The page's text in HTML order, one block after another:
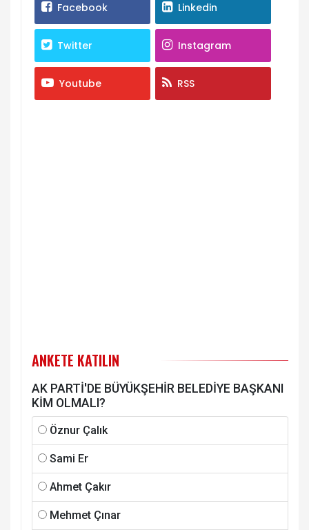
Facebook Linkedin
Twitter Instagram
Youtube RSS
ANKETE KATILIN
AK PARTİ'DE BÜYÜKŞEHİR BELEDİYE BAŞKANI
KİM OLMALI?
Öznur Çalık
Sami Er
Ahmet Çakır
Mehmet Çınar